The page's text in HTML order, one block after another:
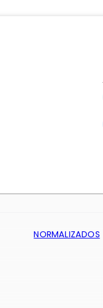
NORMALIZADOS